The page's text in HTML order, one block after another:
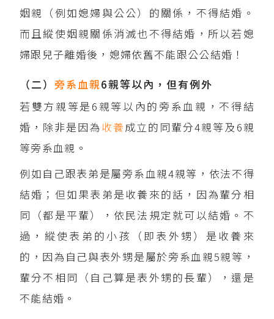
姻親（例如媳婦與公公）的關係，不得結婚。
而且縱使姻親關係消滅也不得結婚，所以若媳
婦跟兒子離婚後，媳婦依舊不能跟公公結婚！
（二）旁系血親6親等以內，但有例外
若雙方親等是6親等以內的旁系血親，不得結
婚，除非是因為 收養成立的同輩分4親等及6親
等旁系血親。
例如自己跟表弟是屬旁系血親4親等，依法不得
結婚；但如果表弟是收養來的話，因為輩分相
同（都是平輩），依民法規定就可以結婚。不
過，縱使表弟的小孩（即表外甥）是收養來
的，因為自己與表外甥是屬於旁系血親5親等，
輩分不相同（自己算是表外甥的長輩），還是
不能結婚。